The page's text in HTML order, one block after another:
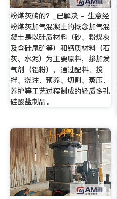
粉煤灰砖的？_已解决 - 生意经
粉煤灰加气混凝土的概念加气混
凝土是以硅质材料（砂、粉煤灰
及含硅尾矿等）和钙质材料（石
灰、水泥）为主要原料，掺加发
气剂（铝粉），通过配料、搅
拌、浇注、预养、切割、蒸压、
养护等工艺过程制成的轻质多孔
硅酸盐制品。